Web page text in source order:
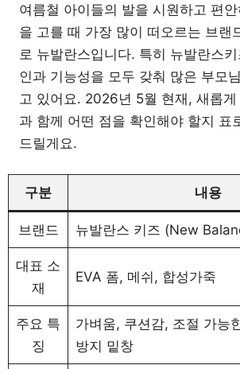
여름철 아이들의 발을 시원하고 편
을 고를 때 가장 많이 떠오르는 브랜
로 뉴발란스입니다. 특히 뉴발란스
인과 기능성을 모두 갖춰 많은 부모
고 있어요. 2026년 5월 현재, 새롭게
과 함께 어떤 점을 확인해야 할지 표
드릴게요.
구분 내용
브랜드 뉴발란스 키즈 (New
대표 소
재
EVA 폼, 메쉬, 합성가죽
주요 특
징
가벼움, 쿠션감, 조절 가능
방지 밑창